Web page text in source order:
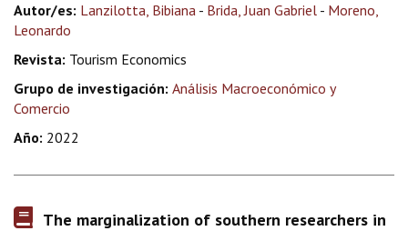
Autor/es: Lanzilotta, Bibiana - Brida, Juan Gabriel - Moreno,
Leonardo
Revista: Tourism Economics
Grupo de investigación: Análisis Macroeconómico y
Comercio
Año: 2022
The marginalization of southern researchers in